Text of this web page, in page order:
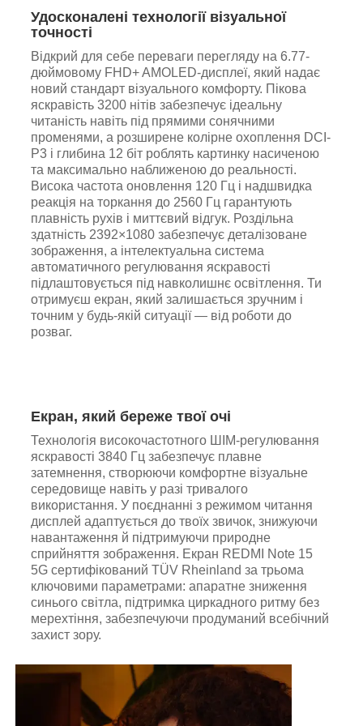
Удосконалені технології візуальної
точності
Відкрий для себе переваги перегляду на 6.77-
дюймовому FHD+ AMOLED-дисплеї, який надає
новий стандарт візуального комфорту. Пікова
яскравість 3200 нітів забезпечує ідеальну
читаність навіть під прямими сонячними
променями, а розширене колірне охоплення DCI-
P3 і глибина 12 біт роблять картинку насиченою
та максимально наближеною до реальності.
Висока частота оновлення 120 Гц і надшвидка
реакція на торкання до 2560 Гц гарантують
плавність рухів і миттєвий відгук. Роздільна
здатність 2392×1080 забезпечує деталізоване
зображення, а інтелектуальна система
автоматичного регулювання яскравості
підлаштовується під навколишнє освітлення. Ти
отримуєш екран, який залишається зручним і
точним у будь-якій ситуації — від роботи до
розваг.
Екран, який береже твої очі
Технологія високочастотного ШІМ-регулювання
яскравості 3840 Гц забезпечує плавне
затемнення, створюючи комфортне візуальне
середовище навіть у разі тривалого
використання. У поєднанні з режимом читання
дисплей адаптується до твоїх звичок, знижуючи
навантаження й підтримуючи природне
сприйняття зображення. Екран REDMI Note 15
5G сертифікований TÜV Rheinland за трьома
ключовими параметрами: апаратне зниження
синього світла, підтримка циркадного ритму без
мерехтіння, забезпечуючи продуманий всебічний
захист зору.